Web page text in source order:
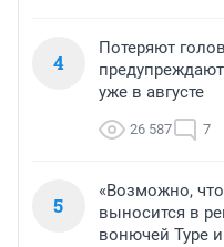
4
Потеряют
уже в августе
26 587 7
5
«Возможно,
выносится в
вонючей Туре